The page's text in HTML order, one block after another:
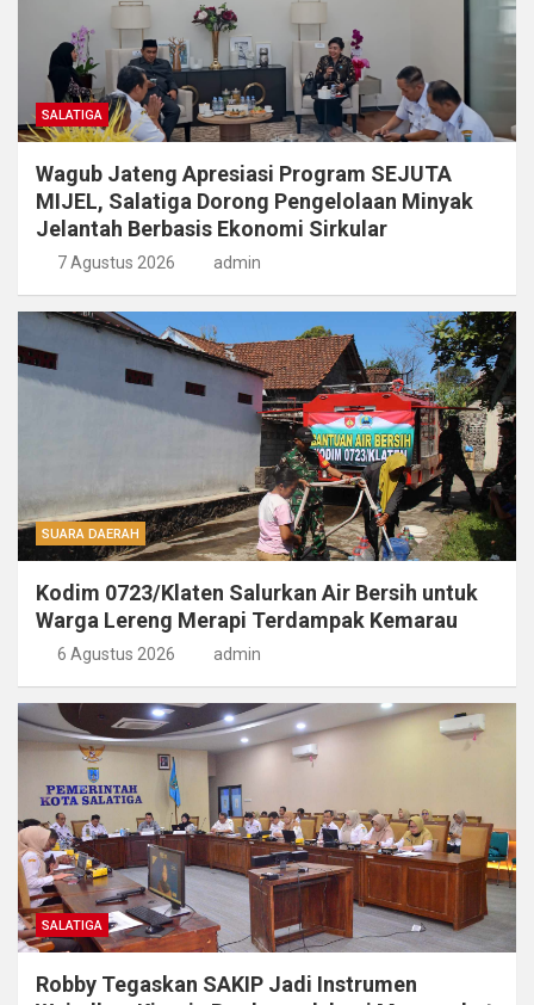
SALATIGA
Wagub Jateng Apresiasi Program SEJUTA
MIJEL, Salatiga Dorong Pengelolaan Minyak
Jelantah Berbasis Ekonomi Sirkular
7 Agustus 2026 admin
SUARA DAERAH
Kodim 0723/Klaten Salurkan Air Bersih untuk
Warga Lereng Merapi Terdampak Kemarau
6 Agustus 2026 admin
SALATIGA
Robby Tegaskan SAKIP Jadi Instrumen